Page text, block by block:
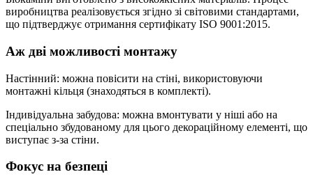
виробництва реалізовується згідно зі світовими стандартами,
що підтверджує отримання сертифікату ISO 9001:2015.
Аж дві можливості монтажу
Настінний: можна повісити на стіні, використовуючи
монтажні кільця (знаходяться в комплекті).
Індивідуальна забудова: можна вмонтувати у ніші або на
спеціально збудованому для цього декораційному елементі, що
виступає з-за стіни.
Фокус на безпеці